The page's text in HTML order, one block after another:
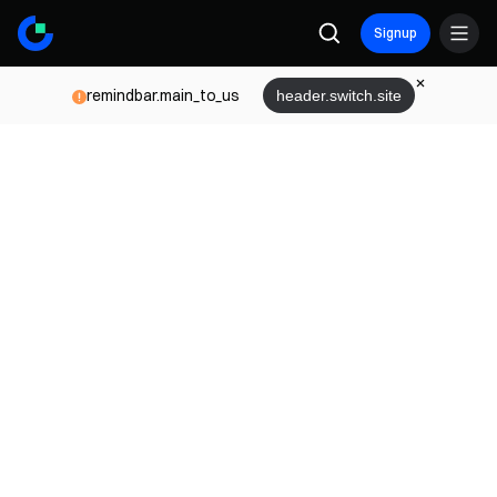
Signup
remindbar.main_to_us header.switch.site